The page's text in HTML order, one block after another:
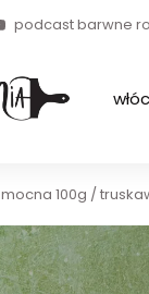
podcast barwne
mocna 100g /